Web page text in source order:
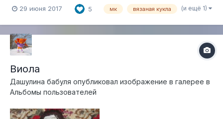
крючком ,одежда крючком и спицами.Мастер класс
содержит пошаговое описание с фотографиями...
29 июня 2017 5 мк вязаная кукла (и ещё 1)
Виола
Дашулина бабуля опубликовал изображение в галерее в
Альбомы пользователей